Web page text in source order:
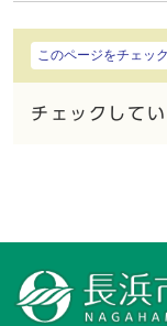
このページをチェッ
チェックして